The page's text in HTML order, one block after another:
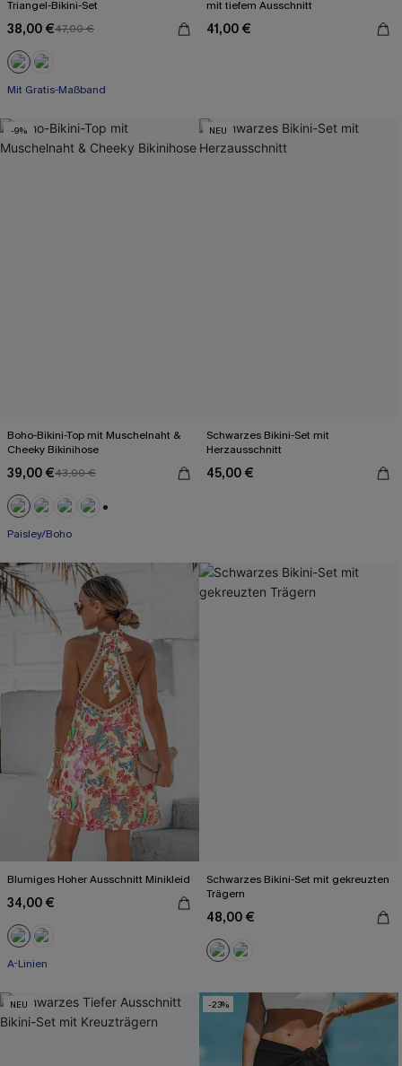
Triangel-Bikini-Set
38,00 €47,00 €
Mit Gratis-Maßband
mit tiefem Ausschnitt
41,00 €
-9%
Boho-Bikini-Top mit Muschelnaht &
Cheeky Bikinihose
39,00 €43,00 €
Paisley/Boho
NEU
Schwarzes Bikini-Set mit
Herzausschnitt
45,00 €
Blumiges Hoher Ausschnitt Minikleid
34,00 €
A-Linien
Schwarzes Bikini-Set mit gekreuzten
Trägern
48,00 €
NEU -23%